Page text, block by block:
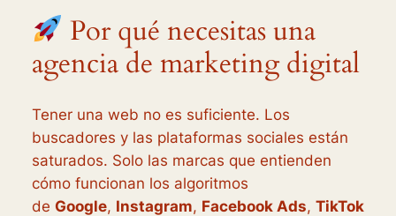
Por qué necesitas una
agencia de marketing digital
Tener una web no es suficiente. Los
buscadores y las plataformas sociales están
saturados. Solo las marcas que entienden
cómo funcionan los algoritmos
de Google, Instagram, Facebook Ads, TikTok